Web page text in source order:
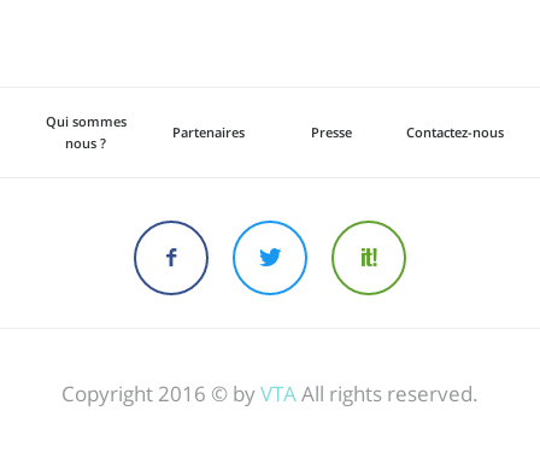
Qui sommes
nous ?
Partenaires Presse Contactez-nous
Copyright 2016 © byVTAAll rights reserved.